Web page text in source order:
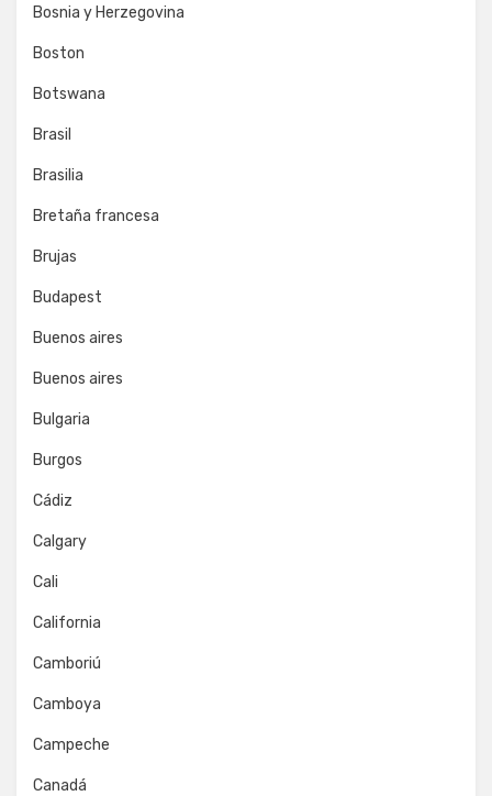
Bosnia y Herzegovina
Boston
Botswana
Brasil
Brasilia
Bretaña francesa
Brujas
Budapest
Buenos aires
Buenos aires
Bulgaria
Burgos
Cádiz
Calgary
Cali
California
Camboriú
Camboya
Campeche
Canadá